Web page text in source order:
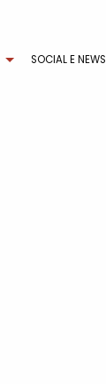
SOCIAL E NEWS